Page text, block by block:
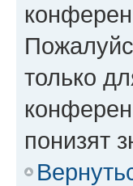
только
понизят